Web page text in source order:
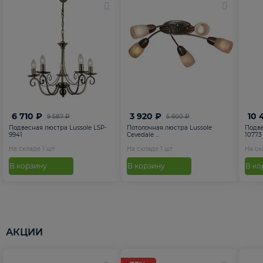
9 587 ₽
6 710 ₽
Подвесная люстра Lussole LSP-
9941
На складе 1 шт
В корзину
5 600 ₽
3 920 ₽
Потолочная люстра Lussole
Cevedale ...
На складе 1 шт
В корзину
10
10773
На
В
АКЦИИ